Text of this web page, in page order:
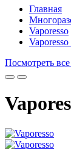
Главная
Vaporesso
Посмотреть